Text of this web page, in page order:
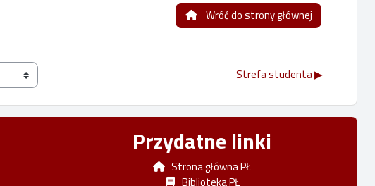
Wróć do strony głównej
Strefa studenta ▶︎
Przydatne linki
Strona główna PŁ
Biblioteka PŁ